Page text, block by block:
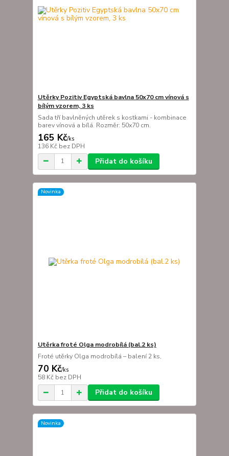
Utěrky Pozitiv Egyptská bavlna 50x70 cm vínová s
bílým vzorem, 3 ks
Sada tří bavlněných utěrek s kostkami - kombinace
barev vínová a bílá. Rozměr: 50x70 cm.
165 Kč/ks
136 Kč bez DPH
Přidat do košíku
Novinka
Utěrka froté Olga modrobílá (bal.2 ks)
Froté utěrky Olga modrobílá – balení 2 ks,
70 Kč/ks
58 Kč bez DPH
Přidat do košíku
Novinka